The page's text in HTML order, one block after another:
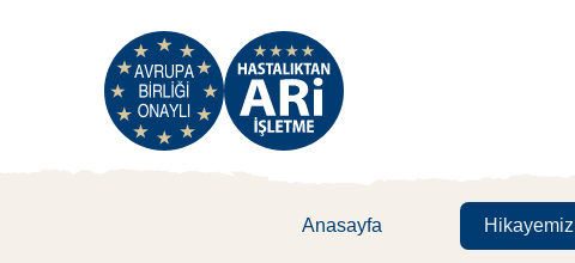
Anasayfa Hikayemiz